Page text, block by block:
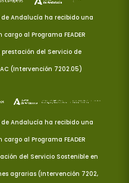
Andalucía ha recibido una
al Programa FEADER
del Servicio de
(Intervención 7202.05)
Andalucía ha recibido una
al Programa FEADER
del Servicio Sostenible en
agrarias (Intervención 7202,